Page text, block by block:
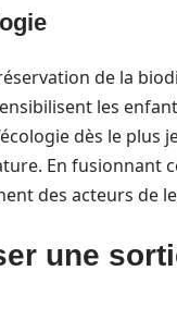
de la
les
dès le plus
En fusionnant
des acteurs de
une